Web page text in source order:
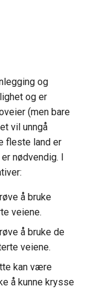
og
og er
(men bare
vil unngå
fleste land er
nødvendig. I
å bruke
veiene.
å bruke de
veiene.
kan være
å kunne krysse